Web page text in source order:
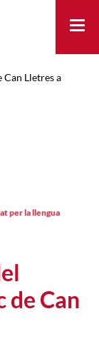
Can Lletres a
de Can
per la llengua